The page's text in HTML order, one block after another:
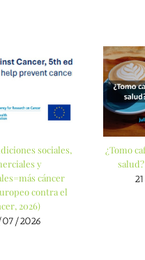
sociales,
y
cáncer
contra el
2026)
2026
¿Tomo